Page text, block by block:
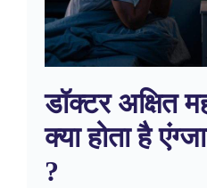
डॉक्टर अक्षित
क्या होता है
?